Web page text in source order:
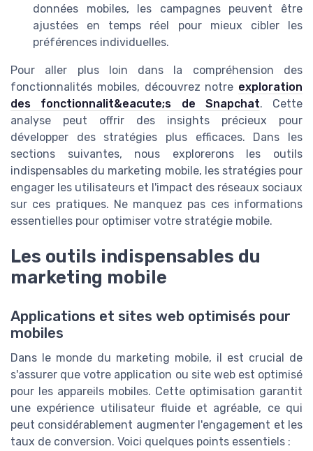
données mobiles, les campagnes peuvent être
ajustées en temps réel pour mieux cibler les
préférences individuelles.
Pour aller plus loin dans la compréhension des
fonctionnalités mobiles, découvrez notre exploration
des fonctionnalit&eacute;s de Snapchat. Cette
analyse peut offrir des insights précieux pour
développer des stratégies plus efficaces. Dans les
sections suivantes, nous explorerons les outils
indispensables du marketing mobile, les stratégies pour
engager les utilisateurs et l'impact des réseaux sociaux
sur ces pratiques. Ne manquez pas ces informations
essentielles pour optimiser votre stratégie mobile.
Les outils indispensables du
marketing mobile
Applications et sites web optimisés pour
mobiles
Dans le monde du marketing mobile, il est crucial de
s'assurer que votre application ou site web est optimisé
pour les appareils mobiles. Cette optimisation garantit
une expérience utilisateur fluide et agréable, ce qui
peut considérablement augmenter l'engagement et les
taux de conversion. Voici quelques points essentiels :